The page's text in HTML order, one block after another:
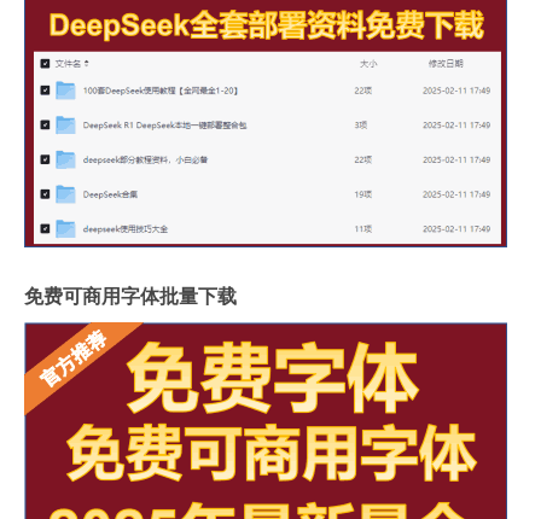
免费可商用字体批量下载